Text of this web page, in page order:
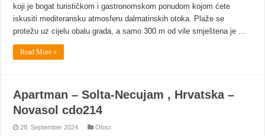
koji je bogat turističkom i gastronomskom ponudom kojom ćete
iskusiti mediteransku atmosferu dalmatinskih otoka. Plaže se
protežu uz cijelu obalu grada, a samo 300 m od vile smještena je …
Read More »
Apartman – Solta-Necujam , Hrvatska –
Novasol cdo214
28. September 2024. Otoci